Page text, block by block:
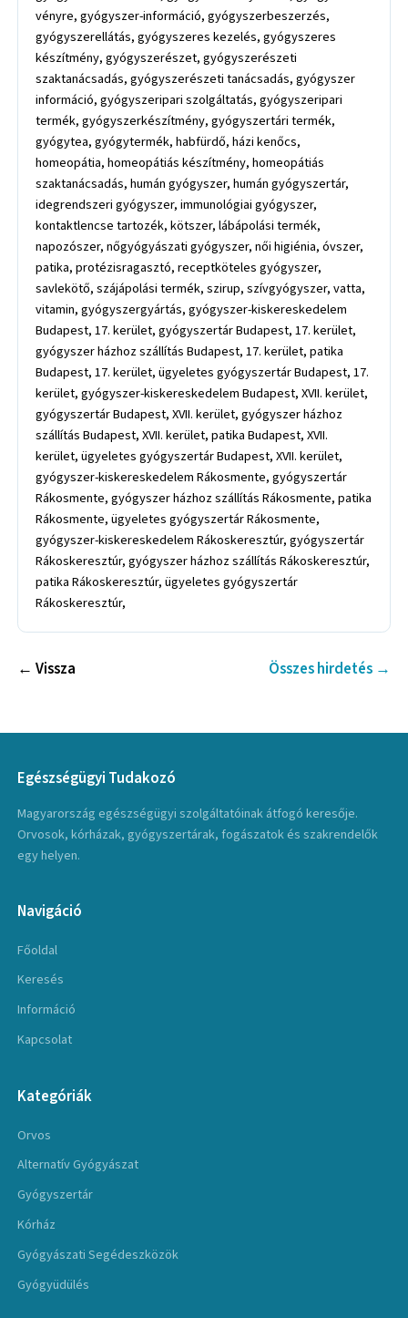
vényre, gyógyszer-információ, gyógyszerbeszerzés,
gyógyszerellátás, gyógyszeres kezelés, gyógyszeres
készítmény, gyógyszerészet, gyógyszerészeti
szaktanácsadás, gyógyszerészeti tanácsadás, gyógyszer
információ, gyógyszeripari szolgáltatás, gyógyszeripari
termék, gyógyszerkészítmény, gyógyszertári termék,
gyógytea, gyógytermék, habfürdő, házi kenőcs,
homeopátia, homeopátiás készítmény, homeopátiás
szaktanácsadás, humán gyógyszer, humán gyógyszertár,
idegrendszeri gyógyszer, immunológiai gyógyszer,
kontaktlencse tartozék, kötszer, lábápolási termék,
napozószer, nőgyógyászati gyógyszer, női higiénia, óvszer,
patika, protézisragasztó, receptköteles gyógyszer,
savlekötő, szájápolási termék, szirup, szívgyógyszer, vatta,
vitamin, gyógyszergyártás, gyógyszer-kiskereskedelem
Budapest, 17. kerület, gyógyszertár Budapest, 17. kerület,
gyógyszer házhoz szállítás Budapest, 17. kerület, patika
Budapest, 17. kerület, ügyeletes gyógyszertár Budapest, 17.
kerület, gyógyszer-kiskereskedelem Budapest, XVII. kerület,
gyógyszertár Budapest, XVII. kerület, gyógyszer házhoz
szállítás Budapest, XVII. kerület, patika Budapest, XVII.
kerület, ügyeletes gyógyszertár Budapest, XVII. kerület,
gyógyszer-kiskereskedelem Rákosmente, gyógyszertár
Rákosmente, gyógyszer házhoz szállítás Rákosmente, patika
Rákosmente, ügyeletes gyógyszertár Rákosmente,
gyógyszer-kiskereskedelem Rákoskeresztúr, gyógyszertár
Rákoskeresztúr, gyógyszer házhoz szállítás Rákoskeresztúr,
patika Rákoskeresztúr, ügyeletes gyógyszertár
Rákoskeresztúr,
← Vissza Összes hirdetés →
Egészségügyi Tudakozó
Magyarország egészségügyi szolgáltatóinak átfogó keresője.
Orvosok, kórházak, gyógyszertárak, fogászatok és szakrendelők
egy helyen.
Navigáció
Főoldal
Keresés
Információ
Kapcsolat
Kategóriák
Orvos
Alternatív Gyógyászat
Gyógyszertár
Kórház
Gyógyászati Segédeszközök
Gyógyüdülés